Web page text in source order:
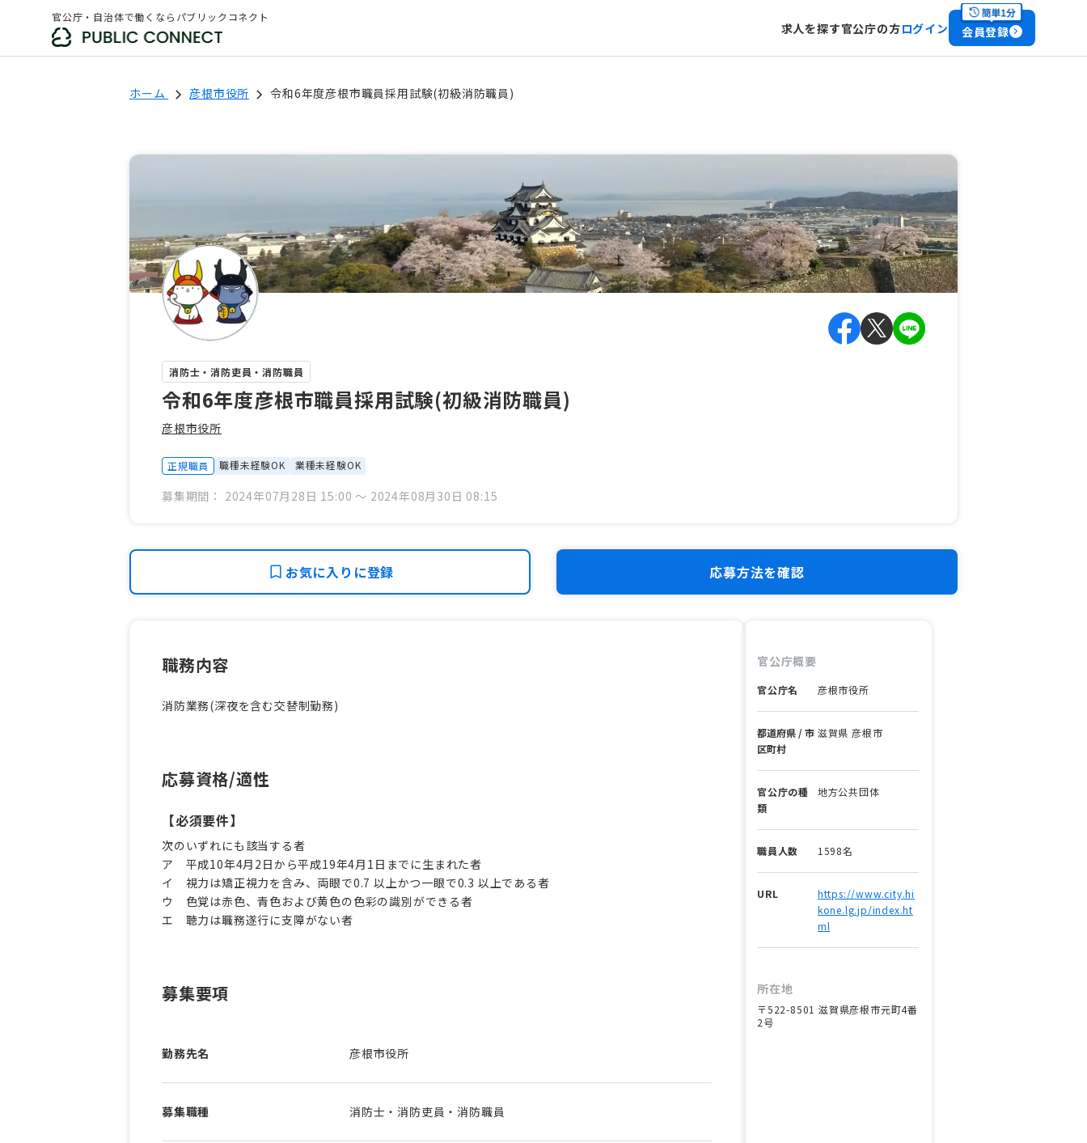
官公庁・自治体で働くならパブリックコネクト
求人を探す官公庁の方ログイン 会員登録
ホーム 彦根市役所 令和6年度彦根市職員採用試験(初級消防職員)
消防士・消防吏員・消防職員
令和6年度彦根市職員採用試験(初級消防職員)
彦根市役所
正規職員 職種未経験OK 業種未経験OK
募集期間： 2024年07月28日 15:00 〜 2024年08月30日 08:15
応募方法を確認
お気に入りに登録
職務内容
消防業務(深夜を含む交替制勤務)
応募資格/適性
【必須要件】
次のいずれにも該当する者
ア 平成10年4月2日から平成19年4月1日までに生まれた者
イ 視力は矯正視力を含み、両眼で0.7 以上かつ一眼で0.3 以上である者
ウ 色覚は赤色、青色および黄色の色彩の識別ができる者
エ 聴力は職務遂行に支障がない者
募集要項
勤務先名 彦根市役所
募集職種 消防士・消防吏員・消防職員
官公庁概要
官公庁名 彦根市役所
都道府県 / 市
区町村
滋賀県 彦根市
官公庁の種
類
地方公共団体
職員人数 1598名
URL
https://www.city.hi
kone.lg.jp/index.ht
ml
所在地
〒522-8501 滋賀県彦根市元町4番
2号